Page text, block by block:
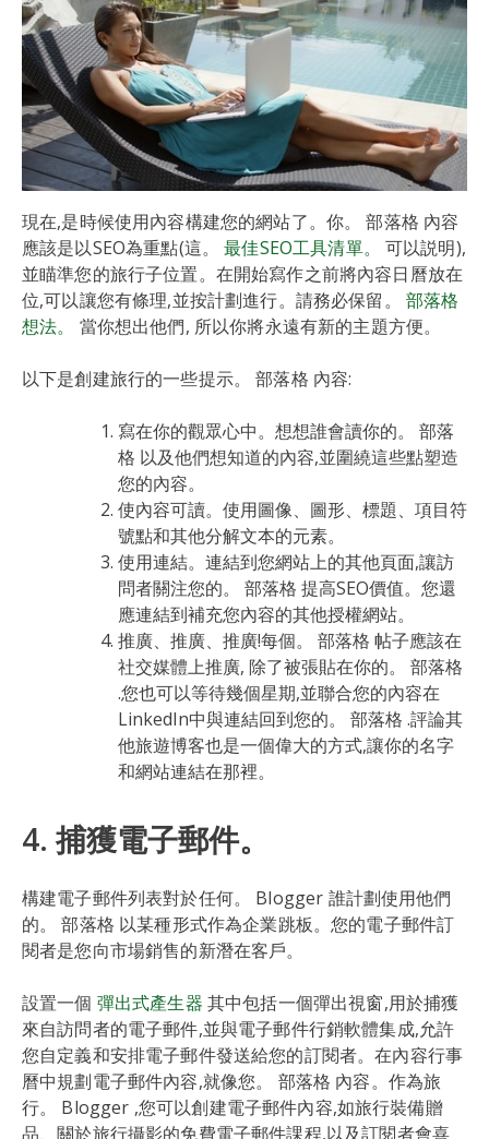
現在,是時候使用內容構建您的網站了。你。 部落格 內容
應該是以SEO為重點(這。最佳SEO工具清單。
可以説明),
並瞄準您的旅行子位置。在開始寫作之前將內容日曆放在
位,可以讓您有條理,並按計劃進行。請務必保留。 部落格
想法。
當你想出他們, 所以你將永遠有新的主題方便。
以下是創建旅行的一些提示。 部落格 內容:
寫在你的觀眾心中。想想誰會讀你的。 部落
格 以及他們想知道的內容,並圍繞這些點塑造
您的內容。
使內容可讀。使用圖像、圖形、標題、項目符
號點和其他分解文本的元素。
使用連結。連結到您網站上的其他頁面,讓訪
問者關注您的。 部落格 提高SEO價值。您還
應連結到補充您內容的其他授權網站。
推廣、推廣、推廣!每個。 部落格 帖子應該在
社交媒體上推廣, 除了被張貼在你的。 部落格
.您也可以等待幾個星期,並聯合您的內容在
LinkedIn中與連結回到您的。 部落格 .評論其
他旅遊博客也是一個偉大的方式,讓你的名字
和網站連結在那裡。
4. 捕獲電子郵件。
構建電子郵件列表對於任何。 Blogger 誰計劃使用他們
的。 部落格 以某種形式作為企業跳板。您的電子郵件訂
閱者是您向市場銷售的新潛在客戶。
設置一個 彈出式產生器 其中包括一個彈出視窗,用於捕獲
來自訪問者的電子郵件,並與電子郵件行銷軟體集成,允許
您自定義和安排電子郵件發送給您的訂閱者。在內容行事
曆中規劃電子郵件內容,就像您。 部落格 內容。作為旅
行。 Blogger ,您可以創建電子郵件內容,如旅行裝備贈
品、關於旅行攝影的免費電子郵件課程,以及訂閱者會喜